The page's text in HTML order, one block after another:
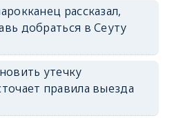
рассказал,
добраться в Сеуту
утечку
правила выезда